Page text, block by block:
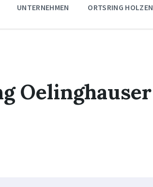
UNTERNEHMEN ORTSRING HOLZEN
Oelinghauser